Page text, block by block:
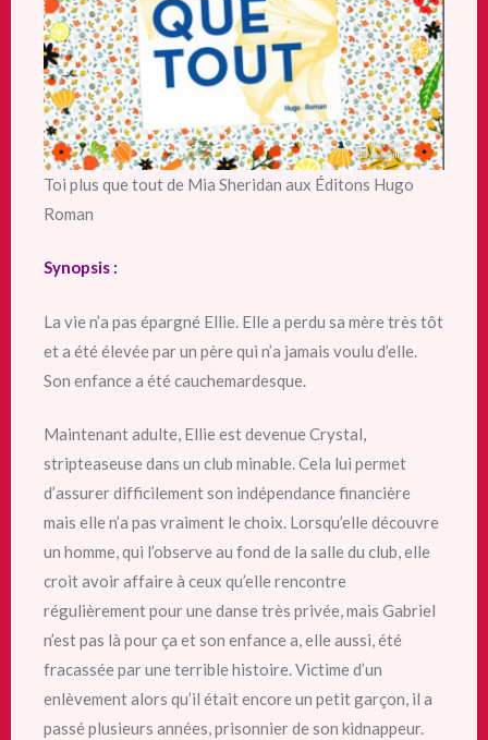
Toi plus que tout de Mia Sheridan aux Éditons Hugo
Roman
Synopsis :
La vie n’a pas épargné Ellie. Elle a perdu sa mère très tôt
et a été élevée par un père qui n’a jamais voulu d’elle.
Son enfance a été cauchemardesque.
Maintenant adulte, Ellie est devenue Crystal,
stripteaseuse dans un club minable. Cela lui permet
d’assurer difficilement son indépendance financière
mais elle n’a pas vraiment le choix. Lorsqu’elle découvre
un homme, qui l’observe au fond de la salle du club, elle
croit avoir affaire à ceux qu’elle rencontre
régulièrement pour une danse très privée, mais Gabriel
n’est pas là pour ça et son enfance a, elle aussi, été
fracassée par une terrible histoire. Victime d’un
enlèvement alors qu’il était encore un petit garçon, il a
passé plusieurs années, prisonnier de son kidnappeur.